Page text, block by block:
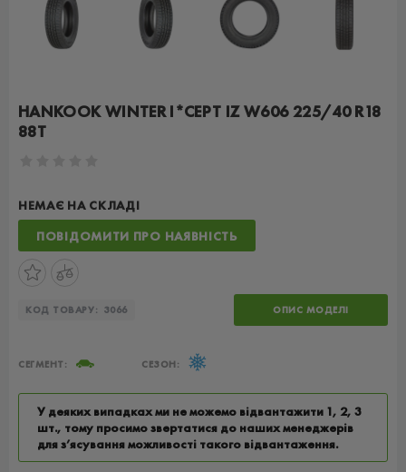
HANKOOK WINTER I*CEPT IZ W606 225/40 R18
88T
НЕМАЄ НА СКЛАДІ
ПОВІДОМИТИ ПРО НАЯВНІСТЬ
КОД ТОВАРУ: 3066 ОПИС МОДЕЛІ
СЕГМЕНТ: СЕЗОН:
У деяких випадках ми не можемо відвантажити 1, 2, 3
шт., тому просимо звертатися до наших менеджерів
для з’ясування можливості такого відвантаження.